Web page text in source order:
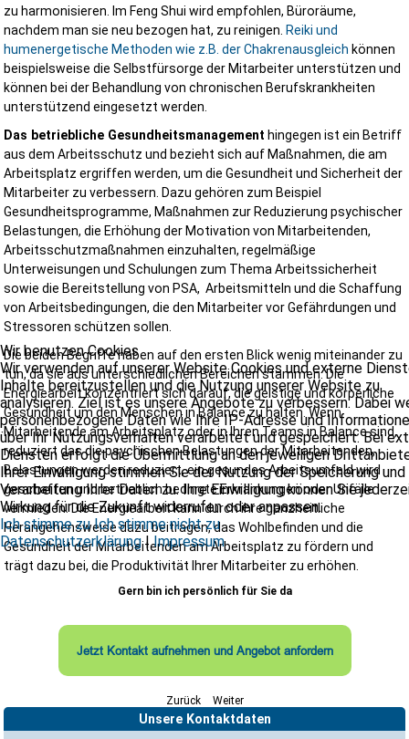
zu harmonisieren. Im Feng Shui wird empfohlen, Büroräume,
nachdem man sie neu bezogen hat, zu reinigen. Reiki und
humenergetische Methoden wie z.B. der Chakrenausgleich können
beispielsweise die Selbstfürsorge der Mitarbeiter unterstützen und
können bei der Behandlung von chronischen Berufskrankheiten
unterstützend eingesetzt werden.
Das betriebliche Gesundheitsmanagement hingegen ist ein Betriff
aus dem Arbeitsschutz und bezieht sich auf Maßnahmen, die am
Arbeitsplatz ergriffen werden, um die Gesundheit und Sicherheit der
Mitarbeiter zu verbessern. Dazu gehören zum Beispiel
Gesundheitsprogramme, Maßnahmen zur Reduzierung psychischer
Belastungen, die Erhöhung der Motivation von Mitarbeitenden,
Arbeitsschutzmaßnahmen einzuhalten, regelmäßige
Unterweisungen und Schulungen zum Thema Arbeitssicherheit
sowie die Bereitstellung von PSA, Arbeitsmitteln und die Schaffung
von Arbeitsbedingungen, die den Mitarbeiter vor Gefährdungen und
Stressoren schützen sollen.
Die beiden Begriffe haben auf den ersten Blick wenig miteinander zu
tun, da sie aus unterschiedlichen Bereichen stammen. Die
Energiearbeit konzentriert sich darauf, die geistige und körperliche
Gesundheit um den Menschen in Balance zu halten. Wenn
Mitarbeitende am Arbeitsplatz oder in Ihren Teams in Balance sind,
reduziert das die psychischen Belastungen der Mitarbeitenden,
Belastungen werden reduziert, ein gesundes Arbeitsumfeld wird
geschaffen und betrieblich bedingte Erkrankungen oder Unfälle
vermieden. Die Energiearbeit kann durch ihre ganzheitliche
Herangehensweise dazu beitragen, das Wohlbefinden und die
Gesundheit der Mitarbeitenden am Arbeitsplatz zu fördern und
trägt dazu bei, die Produktivität Ihrer Mitarbeiter zu erhöhen.
Gern bin ich persönlich für Sie da
Jetzt Kontakt aufnehmen und Angebot anfordern
Zurück Weiter
Unsere Kontaktdaten
Wir benutzen Cookies
Wir verwenden auf unserer Website Cookies und externe
Inhalte bereitzustellen und die Nutzung unserer Website zu
analysieren. Ziel ist es unsere Angebote zu verbessern. Dabei
personenbezogene Daten wie Ihre IP-Adresse und
über Ihr Nutzungsverhalten verarbeitet und gespeichert. Bei
Diensten erfolgt die Übermittlung an den jeweiligen
Ihrer Einwilligung stimmen Sie der Nutzung der Speicherung und
Verarbeitung Ihrer Daten zu. Ihre Einwilligung können Sie
Wirkung für die Zukunft widerrufen oder anpassen.
Ich stimme zu Ich stimme nicht zu
Datenschutzerklärung|Impressum